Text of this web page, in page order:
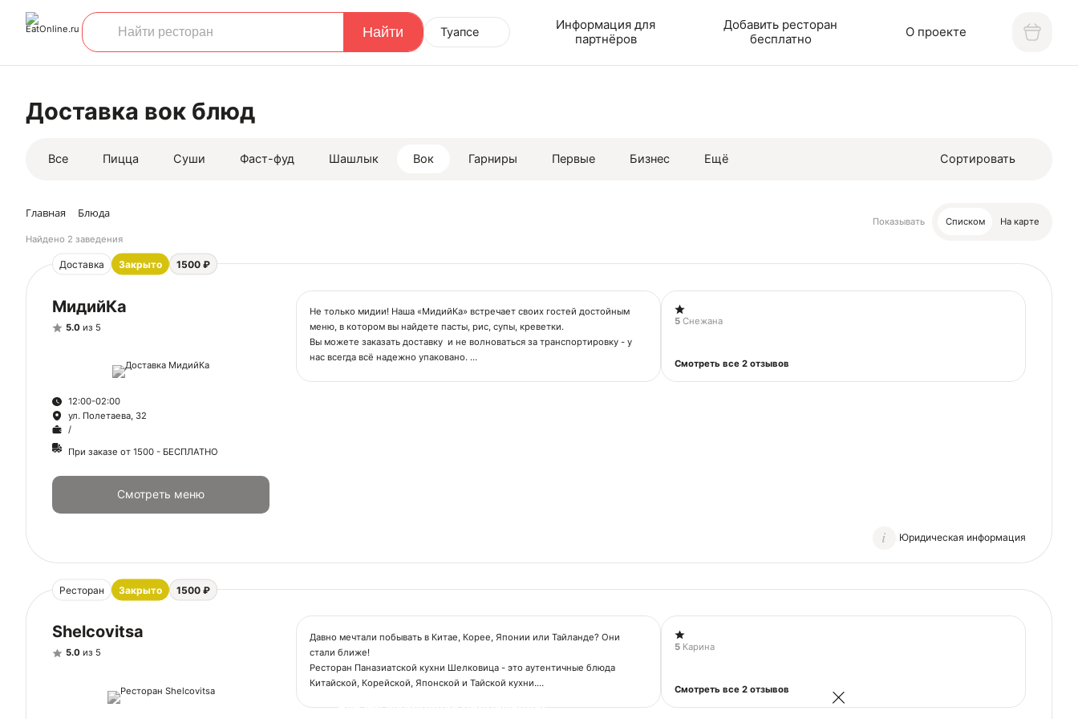
Скачай мобильное приложение!
Туапсе
Информация для
партнёров
Добавить ресторан
бесплатно
О проекте
Доставка вок блюд
Все Пицца Суши Фаст-фуд Шашлык Вок Гарниры Первые Бизнес Ещё Сортировать
Главная Блюда
Найдено 2 заведения
Показывать Списком На карте
Доставка Закрыто 1500 ₽
МидийКа
5.0 из 5
12:00-02:00
ул. Полетаева, 32
/
При заказе от 1500 - БЕСПЛАТНО
Смотреть меню
He только мидии! Наша «МидийКа» встречает своих гостей достойным
меню, в котором вы найдете пасты, рис, супы, креветки.
Вы можете заказать доставку и не волноваться за транспортировку - у
нас всегда всё надежно упаковано.
5Снежана
Смотреть все 2 отзывов
Юридическая информация
Ресторан Закрыто 1500 ₽
Shelcovitsa
5.0 из 5
Давно мечтали побывать в Китае, Корее, Японии или Тайланде? Они
стали ближе!
Ресторан Паназиатской кухни Шелковица - это аутентичные блюда
Китайской, Корейской, Японской и Тайской кухни.
5Карина
Смотреть все 2 отзывов